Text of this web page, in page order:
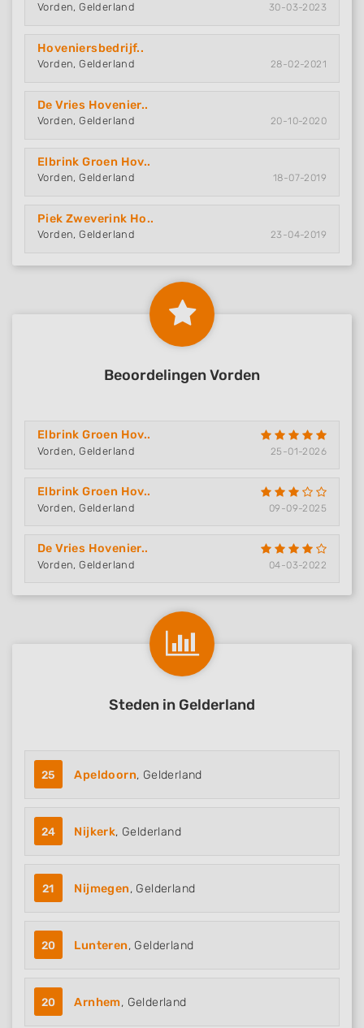
Vorden, Gelderland 30-03-2023
Hoveniersbedrijf..
Vorden, Gelderland 28-02-2021
De Vries Hovenier..
Vorden, Gelderland 20-10-2020
Elbrink Groen Hov..
Vorden, Gelderland 18-07-2019
Piek Zweverink Ho..
Vorden, Gelderland 23-04-2019
Beoordelingen Vorden
Elbrink Groen Hov..
Vorden, Gelderland 25-01-2026
Elbrink Groen Hov..
Vorden, Gelderland 09-09-2025
De Vries Hovenier..
Vorden, Gelderland 04-03-2022
Steden in Gelderland
25 Apeldoorn, Gelderland
24 Nijkerk, Gelderland
21 Nijmegen, Gelderland
20 Lunteren, Gelderland
20 Arnhem, Gelderland